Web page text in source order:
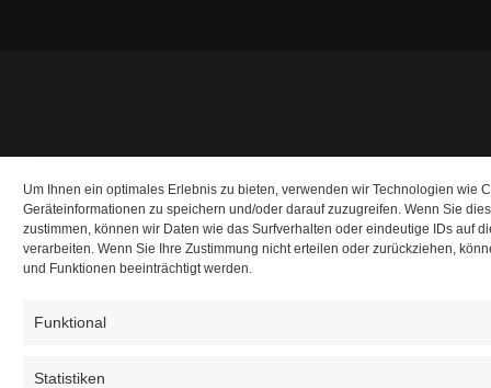
Um Ihnen ein optimales Erlebnis zu bieten, verwenden wir Technologien wie
Geräteinformationen zu speichern und/oder darauf zuzugreifen. Wenn Sie
zustimmen, können wir Daten wie das Surfverhalten oder eindeutige IDs auf
verarbeiten. Wenn Sie Ihre Zustimmung nicht erteilen oder zurückziehen,
und Funktionen beeinträchtigt werden.
Funktional
Statistiken